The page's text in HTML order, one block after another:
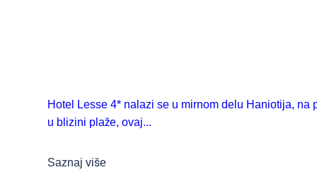
Hotel Lesse 4* nalazi se u mirnom delu Haniotija,
u blizini plaže, ovaj...
Saznaj više